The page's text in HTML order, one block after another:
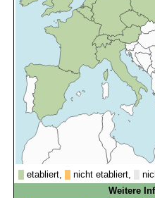
etabliert, nicht etabliert,
Weitere